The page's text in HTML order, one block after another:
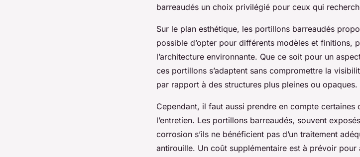
barreaudés un choix privilégié pour ceux qui
Sur le plan esthétique, les portillons barreaudés
possible d’opter pour différents modèles et finitions,
l’architecture environnante. Que ce soit pour un
ces portillons s’adaptent sans compromettre la
par rapport à des structures plus pleines ou opaques.
Cependant, il faut aussi prendre en compte certaines
l’entretien. Les portillons barreaudés, souvent
corrosion s’ils ne bénéficient pas d’un traitement
antirouille. Un coût supplémentaire est à prévoir